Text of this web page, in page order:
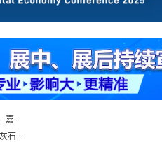
嘉...
石...